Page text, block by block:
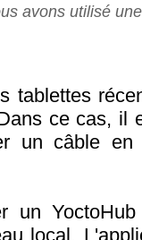
avons utilisé
tablettes
ce cas, il
un câble
un
local.